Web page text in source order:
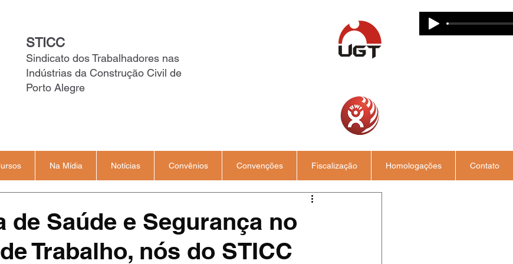
STICC
Sindicato dos Trabalhadores nas
Indústrias da Construção Civil de
Porto Alegre
Na Mídia Notícias Convênios Convenções Fiscalização Homologações Contato
de Saúde e Segurança no
Trabalho, nós do STICC